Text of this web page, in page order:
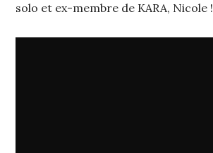
solo et ex-membre de KARA, Nicole !